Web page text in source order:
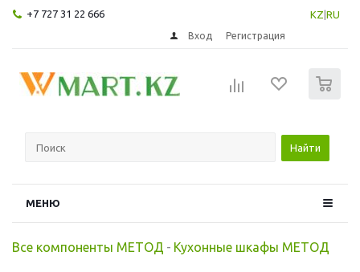
+7 727 31 22 666 KZ RU
Вход Регистрация
Найти
МЕНЮ
Все компоненты МЕТОД - Кухонные шкафы МЕТОД